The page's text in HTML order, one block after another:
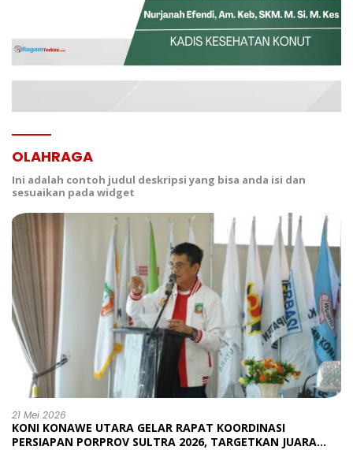
OLAHRAGA
Ini adalah contoh judul deskripsi yang bisa anda isi dan
sesuaikan pada widget
21 Mei 2026
KONI KONAWE UTARA GELAR RAPAT KOORDINASI
PERSIAPAN PORPROV SULTRA 2026, TARGETKAN JUARA